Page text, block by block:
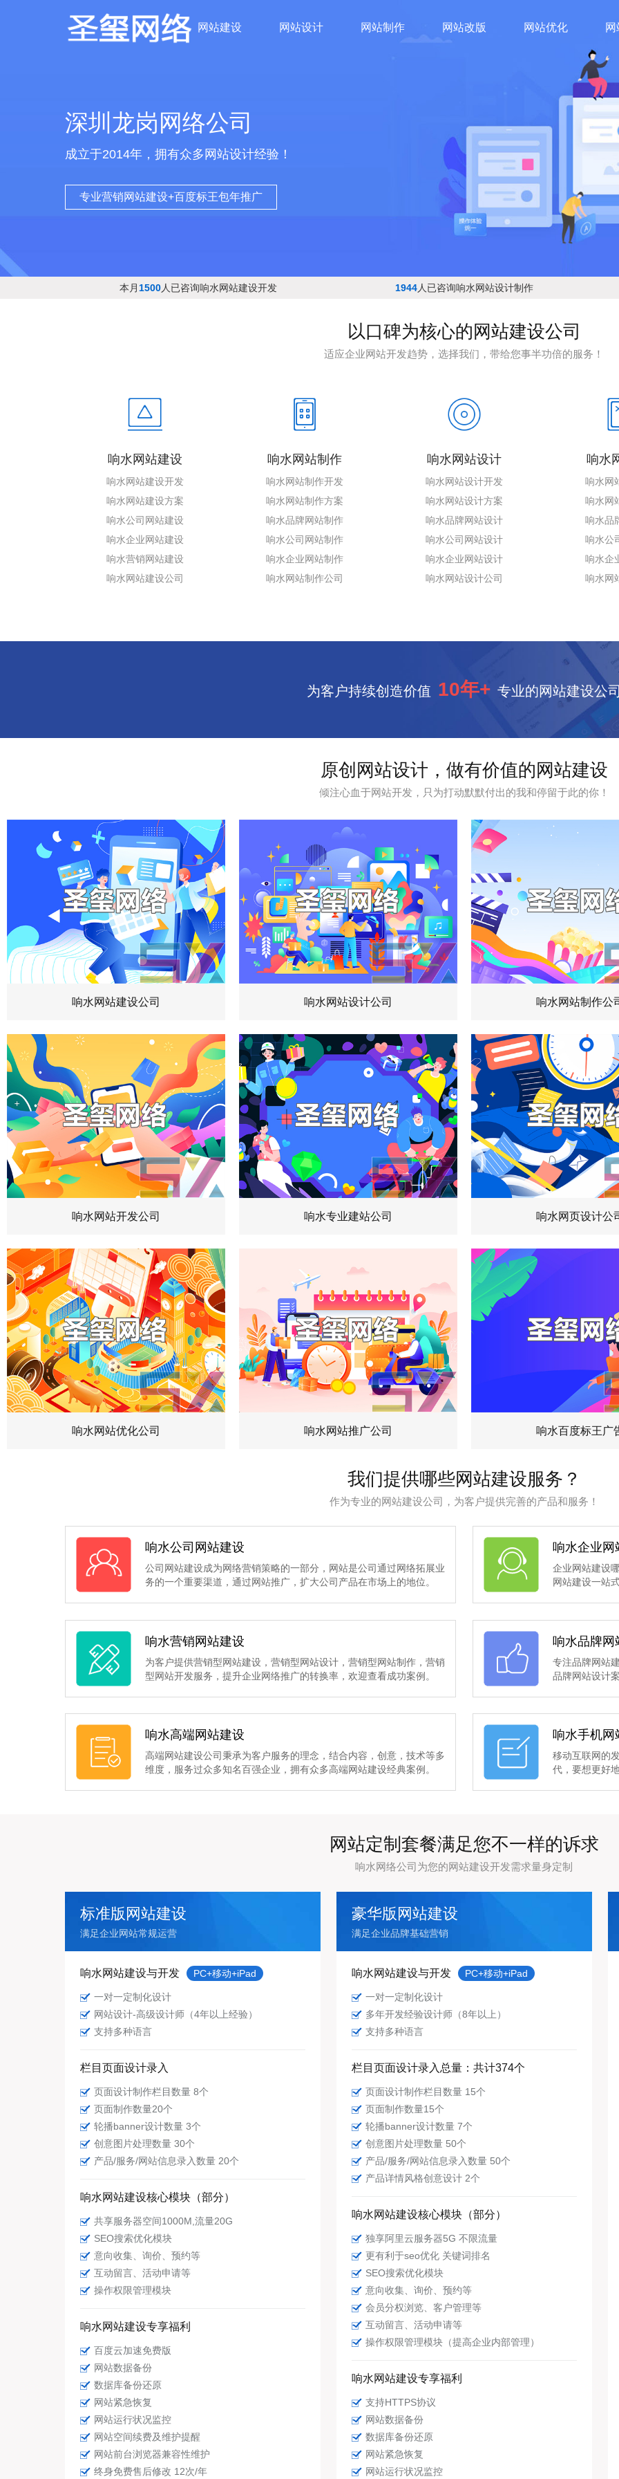
网站建设 网站设计 网站制作 网站改版 网站优化
深圳龙岗网络公司
成立于2014年，拥有众多网站设计经验！
专业营销网站建设+百度标王包年推广
本月 1500人已咨询响水网站建设开发 1944人已咨询响水网站设计制作
以口碑为核心的网站建设公司
适应企业网站开发趋势，选择我们，带给您事半功倍的服务！
响水网站建设
响水网站建设开发
响水网站建设方案
响水公司网站建设
响水企业网站建设
响水营销网站建设
响水网站建设公司
响水网站制作
响水网站制作开发
响水网站制作方案
响水品牌网站制作
响水公司网站制作
响水企业网站制作
响水网站制作公司
响水网站设计
响水网站设计开发
响水网站设计方案
响水品牌网站设计
响水公司网站设计
响水企业网站设计
响水网站设计公司
响水
响水网
响水网
响水品
响水公
响水企
响水网
为客户持续创造价值 10年+ 专业的网站建设公
原创网站设计，做有价值的网站建设
倾注心血于网站开发，只为打动默默付出的我和停留于此的你！
响水网站建设公司 响水网站设计公司 响水网站制作公
响水网站开发公司 响水专业建站公司 响水网页设计公
响水网站优化公司 响水网站推广公司 响水百度标王广
我们提供哪些网站建设服务？
作为专业的网站建设公司，为客户提供完善的产品和服务！
响水公司网站建设
公司网站建设成为网络营销策略的一部分，网站是公司通过网络拓展业
务的一个重要渠道，通过网站推广，扩大公司产品在市场上的地位。
响水企业网
企业网站建设
网站建设一站
响水营销网站建设
为客户提供营销型网站建设，营销型网站设计，营销型网站制作，营销
型网站开发服务，提升企业网络推广的转换率，欢迎查看成功案例。
响水品牌网
专注品牌网站
品牌网站设计
响水高端网站建设
高端网站建设公司秉承为客户服务的理念，结合内容，创意，技术等多
维度，服务过众多知名百强企业，拥有众多高端网站建设经典案例。
响水手机网
移动互联网的
代，要想更好
网站定制套餐满足您不一样的诉求
响水网络公司为您的网站建设开发需求量身定制
标准版网站建设
满足企业网站常规运营
响水网站建设与开发 PC+移动+iPad
一对一定制化设计
网站设计-高级设计师（4年以上经验）
支持多种语言
栏目页面设计录入
页面设计制作栏目数量 8个
页面制作数量20个
轮播banner设计数量 3个
创意图片处理数量 30个
产品/服务/网站信息录入数量 20个
响水网站建设核心模块（部分）
共享服务器空间1000M,流量20G
SEO搜索优化模块
意向收集、询价、预约等
互动留言、活动申请等
操作权限管理模块
响水网站建设专享福利
百度云加速免费版
网站数据备份
数据库备份还原
网站紧急恢复
网站运行状况监控
网站空间续费及维护提醒
网站前台浏览器兼容性维护
终身免费售后修改 12次/年
豪华版网站建设
满足企业品牌基础营销
响水网站建设与开发 PC+移动+iPad
一对一定制化设计
多年开发经验设计师（8年以上）
支持多种语言
栏目页面设计录入总量：共计374个
页面设计制作栏目数量 15个
页面制作数量15个
轮播banner设计数量 7个
创意图片处理数量 50个
产品/服务/网站信息录入数量 50个
产品详情风格创意设计 2个
响水网站建设核心模块（部分）
独享阿里云服务器5G 不限流量
更有利于seo优化 关键词排名
SEO搜索优化模块
意向收集、询价、预约等
会员分权浏览、客户管理等
互动留言、活动申请等
操作权限管理模块（提高企业内部管理）
响水网站建设专享福利
支持HTTPS协议
网站数据备份
数据库备份还原
网站紧急恢复
网站运行状况监控